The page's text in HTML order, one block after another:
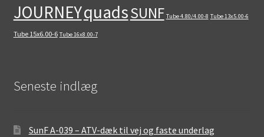
JOURNEYquadsSUNF Tube 4.80/4.00-8 Tube 13x5.00-6
Tube 15x6.00-6 Tube 16x8.00-7
Seneste indlæg
SunF A-039 – ATV-dæk til vej og faste underlag